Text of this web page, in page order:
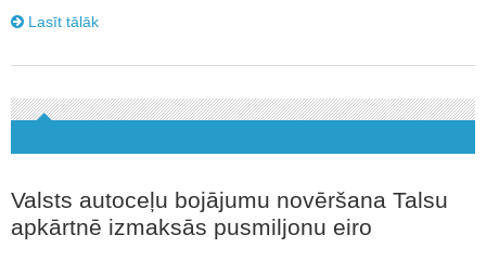
Lasīt tālāk
Valsts autoceļu bojājumu novēršana Talsu
apkārtnē izmaksās pusmiljonu eiro